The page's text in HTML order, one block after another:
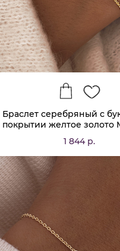
Браслет серебряный с
покрытии желтое золото
1 844 р.